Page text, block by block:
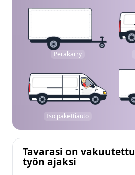
Peräkärry
Iso pakettiauto
Tavarasi on vakuutettu
työn ajaksi